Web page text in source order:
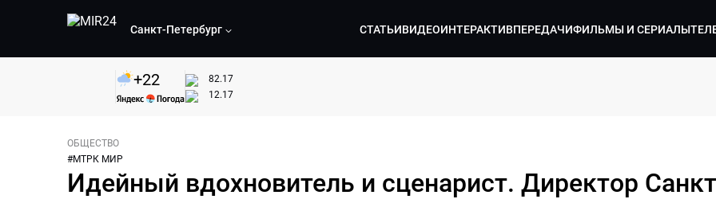
Санкт-Петербург СТАТЬИВИДЕОИНТЕРАКТИВПЕРЕДАЧИФИЛЬМЫ И СЕРИАЛЫ
+22
82.17
12.17
ОБЩЕСТВО
#МТРК МИР
Идейный вдохновитель и сценарист. Директор